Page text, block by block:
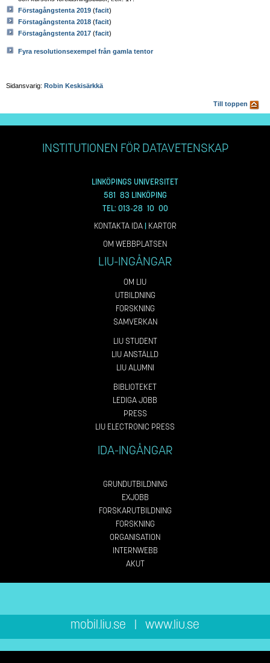
Förstagångstenta 2019 (facit)
Förstagångstenta 2018 (facit)
Förstagångstenta 2017 (facit)
Fyra resolutionsexempel från gamla tentor
Sidansvarig: Robin Keskisärkkä
Till toppen
INSTITUTIONEN FÖR DATAVETENSKAP
LINKÖPINGS UNIVERSITET
581 83 LINKÖPING
TEL: 013-28 10 00
KONTAKTA IDA| KARTOR
OM WEBBPLATSEN
LIU-INGÅNGAR
OM LIU
UTBILDNING
FORSKNING
SAMVERKAN
LIU STUDENT
LIU ANSTÄLLD
LIU ALUMNI
BIBLIOTEKET
LEDIGA JOBB
PRESS
LIU ELECTRONIC PRESS
IDA-INGÅNGAR
GRUNDUTBILDNING
EXJOBB
FORSKARUTBILDNING
FORSKNING
ORGANISATION
INTERNWEBB
AKUT
mobil.liu.se | www.liu.se